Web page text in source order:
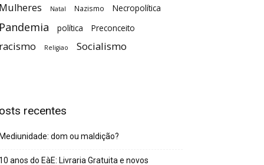
Natal Nazismo Necropolítica
política Preconceito
Religiao Socialismo
recentes
dom ou maldição?
anos do EàE: Livraria Gratuita e novos